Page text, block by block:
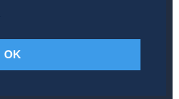
OK